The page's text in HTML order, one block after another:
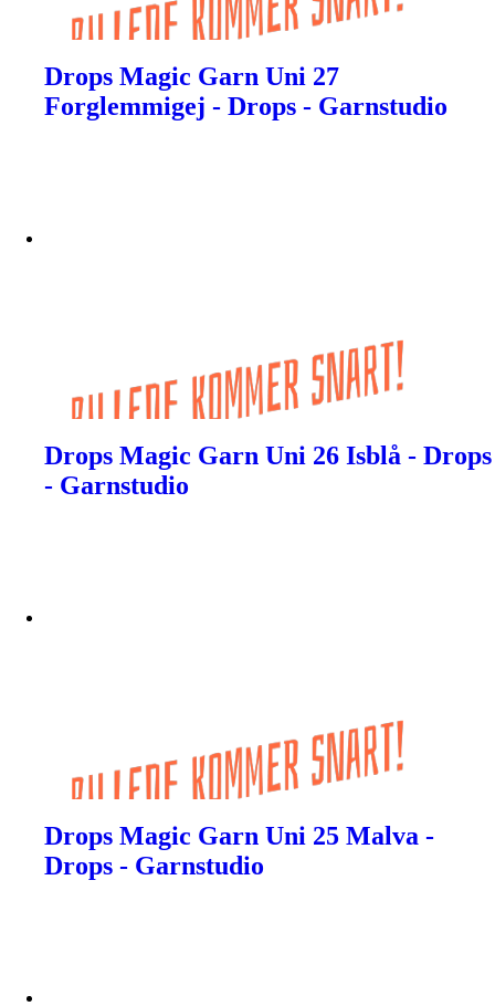
Drops Magic Garn Uni 27
Forglemmigej - Drops - Garnstudio
Drops Magic Garn Uni 26 Isblå - Drops
- Garnstudio
Drops Magic Garn Uni 25 Malva -
Drops - Garnstudio